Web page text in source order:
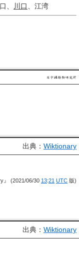
、 川口 、江湾
出典： Wiktionary
』 (2021/06/30 13:21 UTC 版)
出典： Wiktionary